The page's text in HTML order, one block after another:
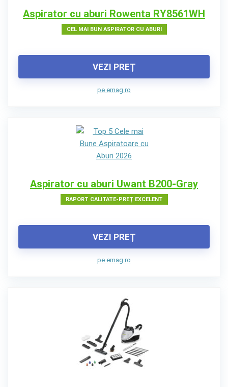
Aspirator cu aburi Rowenta RY8561WH
CEL MAI BUN ASPIRATOR CU ABURI
VEZI PREȚ
pe emag.ro
Aspirator cu aburi Uwant B200-Gray
RAPORT CALITATE-PREȚ EXCELENT
VEZI PREȚ
pe emag.ro